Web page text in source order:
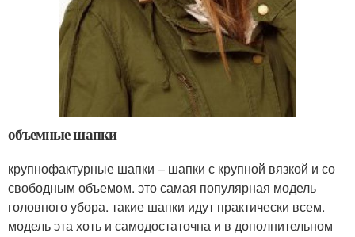
объемные шапки
крупнофактурные шапки – шапки с крупной вязкой и со
свободным объемом. это самая популярная модель
головного убора. такие шапки идут практически всем.
модель эта хоть и самодостаточна и в дополнительном